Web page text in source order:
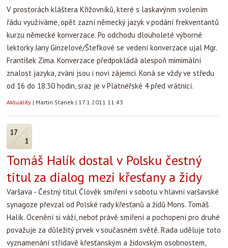
V prostorách kláštera Křižovníků, které s laskavýnm svolením
řádu využíváme, opět zazní německý jazyk v podání frekventantů
kurzu německé konverzace. Po odchodu dlouholeté výborné
lektorky Jany Ginzelové/Štefkové se vedení konverzace ujal Mgr.
František Zima. Konverzace předpokládá alespoň mimimální
znalost jazyka, zváni jsou i noví zájemci. Koná se vždy ve středu
od 16 do 18.30 hodin, sraz je v Platnéřské 4 před vrátnicí.
Aktuality | Martin Stanek | 17.1.2011 11:43
17
1
Tomáš Halík dostal v Polsku čestný
titul za dialog mezi křesťany a židy
Varšava - Čestný titul Člověk smíření v sobotu v hlavní varšavské
synagoze převzal od Polské rady křesťanů a židů Mons. Tomáš
Halík. Ocenění si váží, neboť právě smíření a pochopení pro druhé
považuje za důležitý prvek v současném světě. Rada uděluje toto
vyznamenání střídavě křesťanským a židovským osobnostem,